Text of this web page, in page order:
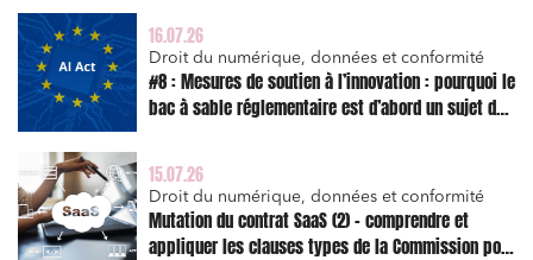
16.07.26
Droit du numérique, données et conformité
#8 : Mesures de soutien à l’innovation : pourquoi le
bac à sable réglementaire est d’abord un sujet de
15.07.26
Droit du numérique, données et conformité
Mutation du contrat SaaS (2) – comprendre et
appliquer les clauses types de la Commission pour
Mobilité et transport
Règlement des litiges
Droit du numérique, données et conformité
Relations sociales et droit du travail
Services publics et collectivités
Commande publique